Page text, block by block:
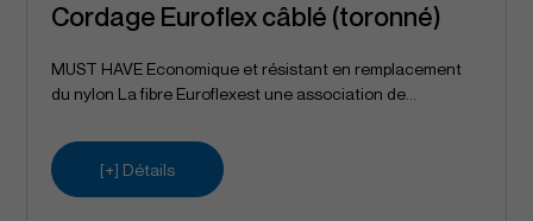
Cordage Euroflex câblé (toronné)
MUST HAVE Economique et résistant en remplacement
du nylon La fibre Euroflexest une association de...
[+] Détails